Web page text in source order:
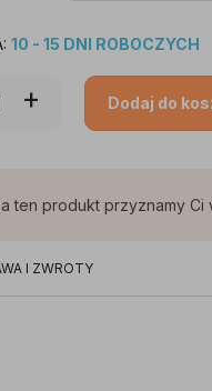
10 - 15 DNI ROBOCZYCH
+ Dodaj do
ten produkt przyznamy
I ZWROTY